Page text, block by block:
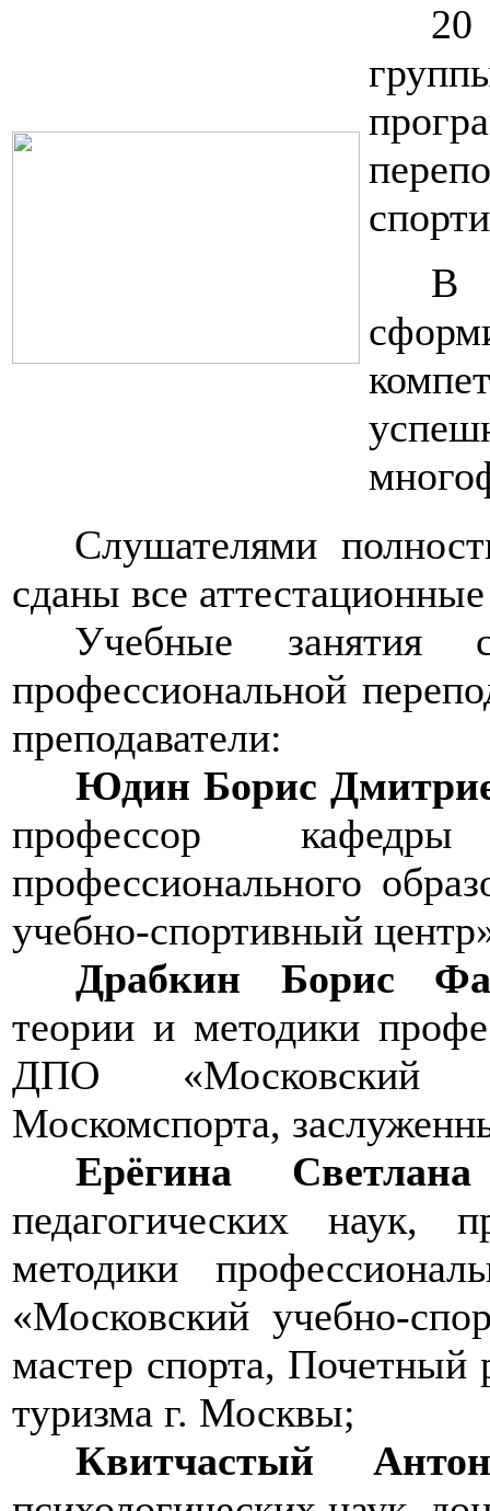
20
В
Слушателями
сданы все
Учебные занятия
профессиональной
преподаватели:
Юдин Борис
профессор
профессионального
учебно-спортивный
Драбкин Борис
теории и методики
ДПО «Московский
Москомспорта,
Ерёгина
педагогических наук,
методики
«Московский учебно-
мастер спорта, Почетный
туризма г. Москвы;
Квитчастый